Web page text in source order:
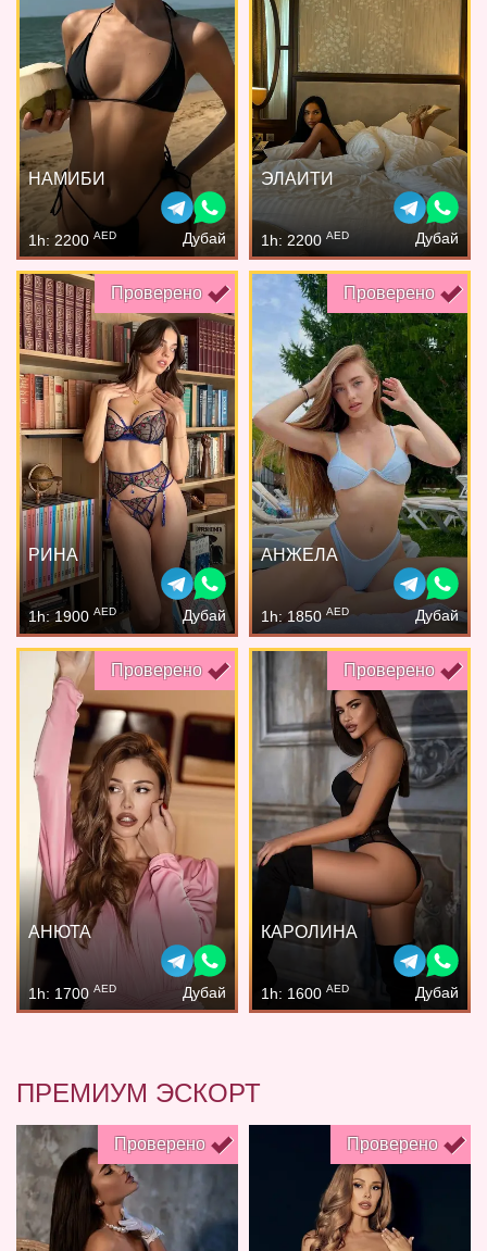
НАМИБИ
1h: 2200 AED Дубай
ЭЛАИТИ
1h: 2200 AED Дубай
Проверено
РИНА
1h: 1900 AED Дубай
Проверено
АНЖЕЛА
1h: 1850AED Дубай
Проверено
АНЮТА
1h: 1700 AED Дубай
Проверено
КАРОЛИНА
1h: 1600 AED Дубай
ПРЕМИУМ ЭСКОРТ
Проверено Проверено